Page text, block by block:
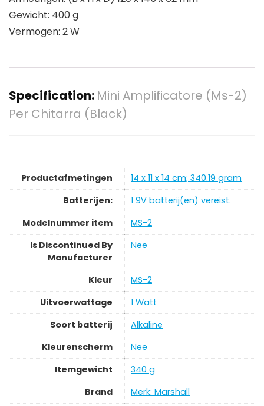
Gewicht: 400 g
Vermogen: 2 W
Specification: Mini Amplificatore (Ms-2)
Per Chitarra (Black)
Productafmetingen
‎14 x 11 x 14 cm; 340.19 gram
Batterijen:
‎1 9V batterij(en) vereist.
Modelnummer item
‎MS-2
Is Discontinued By
Manufacturer
‎Nee
Kleur
‎MS-2
Uitvoerwattage
‎1 Watt
Soort batterij
‎Alkaline
Kleurenscherm
‎Nee
Itemgewicht
‎340 g
Brand
Merk: Marshall